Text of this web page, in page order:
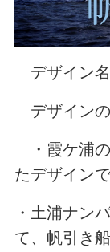
デザイン
デザインの
・霞ケ浦の
たデザインで
・土浦ナン
て、帆引き